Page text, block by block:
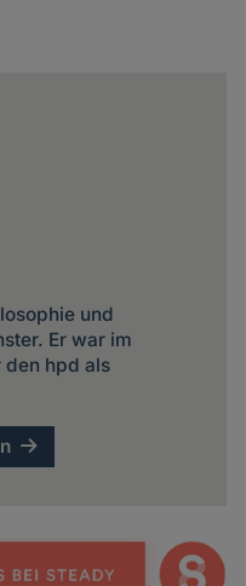
und
Er war im
den hpd als